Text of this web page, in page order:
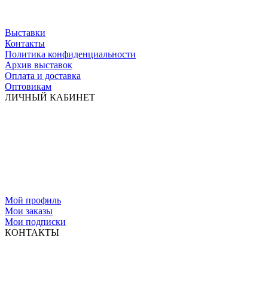
Выставки
Контакты
Политика конфиденциальности
Архив выставок
Оплата и доставка
Оптовикам
ЛИЧНЫЙ КАБИНЕТ
Мой профиль
Мои заказы
Мои подписки
КОНТАКТЫ